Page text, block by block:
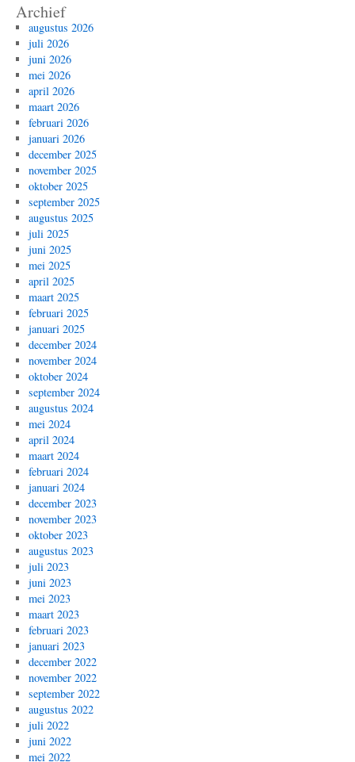
Archief
augustus 2026
juli 2026
juni 2026
mei 2026
april 2026
maart 2026
februari 2026
januari 2026
december 2025
november 2025
oktober 2025
september 2025
augustus 2025
juli 2025
juni 2025
mei 2025
april 2025
maart 2025
februari 2025
januari 2025
december 2024
november 2024
oktober 2024
september 2024
augustus 2024
mei 2024
april 2024
maart 2024
februari 2024
januari 2024
december 2023
november 2023
oktober 2023
augustus 2023
juli 2023
juni 2023
mei 2023
maart 2023
februari 2023
januari 2023
december 2022
november 2022
september 2022
augustus 2022
juli 2022
juni 2022
mei 2022